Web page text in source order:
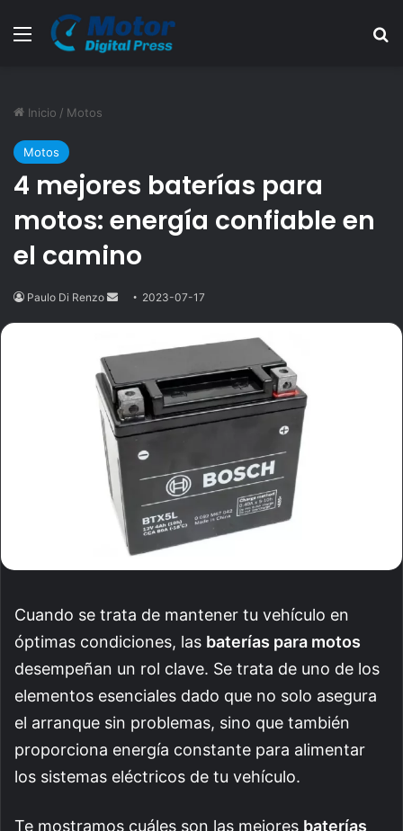
Menú
Inicio / Motos
Motos
4 mejores baterías para
motos: energía confiable en
el camino
Paulo Di Renzo
Send2023-07-17
Cuando se trata de mantener tu vehículo en
óptimas condiciones, las baterías para motos
desempeñan un rol clave. Se trata de uno de los
elementos esenciales dado que no solo asegura
el arranque sin problemas, sino que también
proporciona energía constante para alimentar
los sistemas eléctricos de tu vehículo.
Te mostramos cuáles son las mejores baterías